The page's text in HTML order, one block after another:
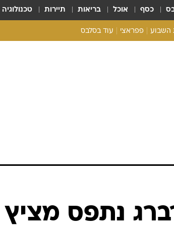
כסף אוכל בריאות תיירות טכנולוגיה
השבוע פפראצי עוד בסלבס
נתפס מציץ